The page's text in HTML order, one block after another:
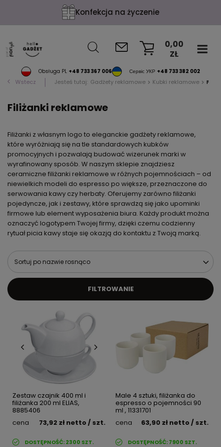
Konfekcja na życzenie
Obsługa PL +48 733 367 006 Сервіс УКР +48 733 382 002
0,00
ZŁ
Wstecz Jesteś tutaj: Gadżety reklamowe Kubki reklamowe
Filiżanki reklamowe
Filiżanki z własnym logo to eleganckie gadżety reklamowe,
które wyróżniają się na tle standardowych kubków
promocyjnych i pozwalają budować wizerunek marki w
wyrafinowany sposób. W naszym sklepie znajdziesz
ceramiczne filiżanki reklamowe w różnych pojemnościach – od
niewielkich modeli do espresso po większe, przeznaczone do
serwowania kawy czy herbaty. Oferujemy zarówno filiżanki
pojedyncze, jak i zestawy, które sprawdzą się jako upominki
firmowe lub element wyposażenia biura. Każdy produkt można
oznaczyć logotypem Twojej firmy, dzięki czemu codzienny
rytuał picia kawy staje się okazją do kontaktu z Twoją marką.
Sortuj po nazwie rosnąco
FILTROWANIE
Zestaw czajnik 400 ml i
filiżanka 200 ml ELIAS,
8885406
cena
73,92 zł netto/ szt.
DOSTĘPNOŚĆ:2300 SZT.
Male 4 sztuki, filiżanka do
espresso o pojemności 90
ml , 11331701
cena
63,90 zł netto/ szt.
DOSTĘPNOŚĆ:7900 SZT.